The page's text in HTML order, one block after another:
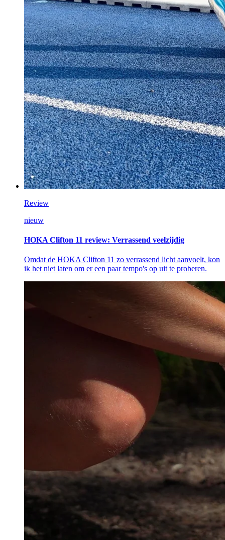
Review
nieuw
HOKA Clifton 11 review: Verrassend veelzijdig
Omdat de HOKA Clifton 11 zo verrassend licht aanvoelt, kon
ik het niet laten om er een paar tempo's op uit te proberen.